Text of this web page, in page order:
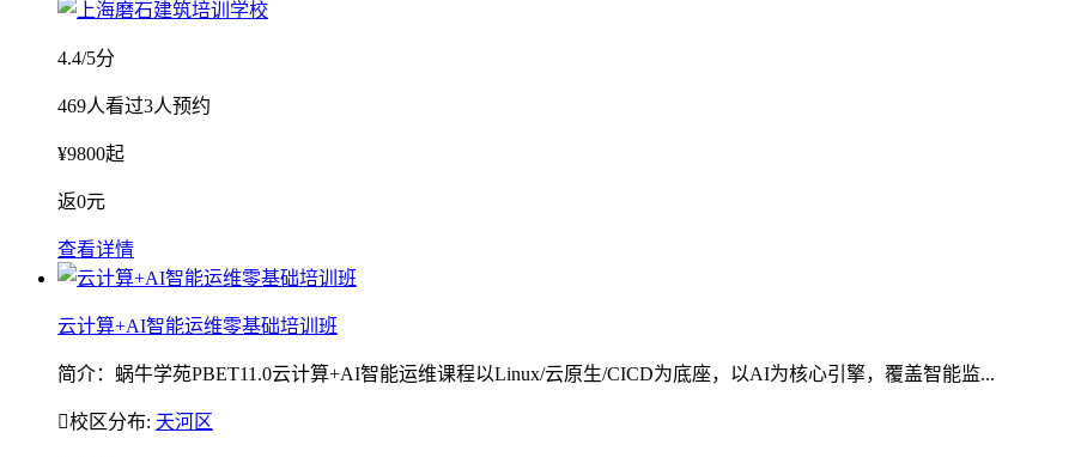
4.4/5分
469人看过3人预约
¥9800起
返0元
查看详情
云计算+AI智能运维零基础培训班
简介：蜗牛学苑PBET11.0云计算+AI智能运维课程以Linux/云原生/CICD为底座，以AI为核心引擎，覆盖智能监...
校区分布: 天河区